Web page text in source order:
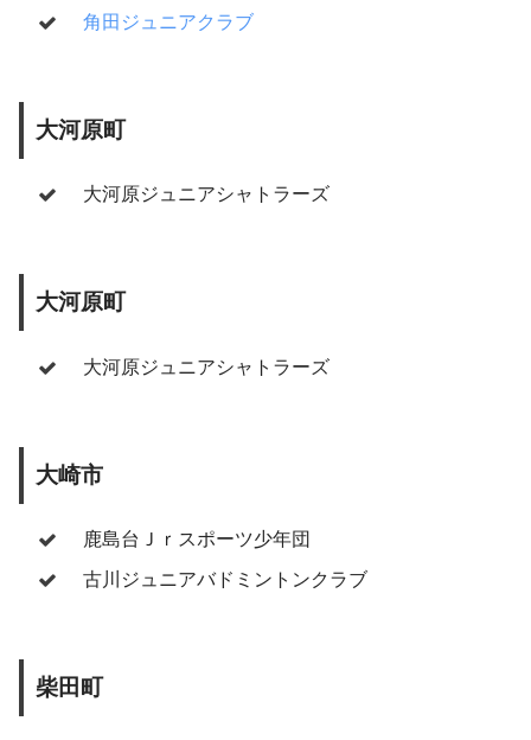
角田ジュニアクラブ
大河原町
大河原ジュニアシャトラーズ
大河原町
大河原ジュニアシャトラーズ
大崎市
鹿島台Ｊｒスポーツ少年団
古川ジュニアバドミントンクラブ
柴田町